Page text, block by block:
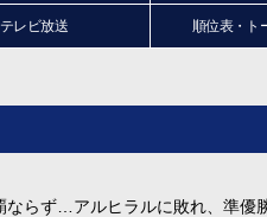
テレビ放送 順位表・ト
ならず…アルヒラルに敗れ、準優